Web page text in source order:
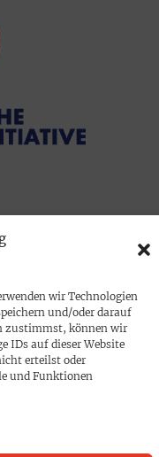
wir Technologien
und/oder darauf
zustimmst, können wir
IDs auf dieser Website
erteilst oder
und Funktionen